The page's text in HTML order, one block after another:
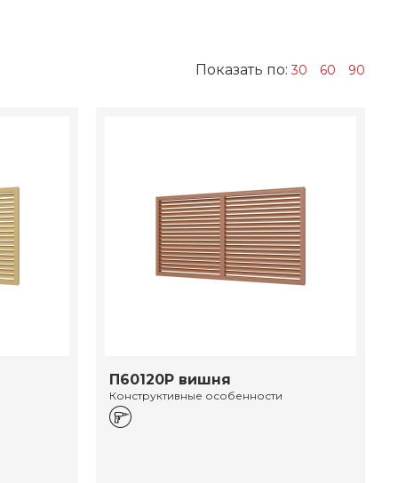
Показать по:30 60 90
П60120Р вишня
Конструктивные особенности